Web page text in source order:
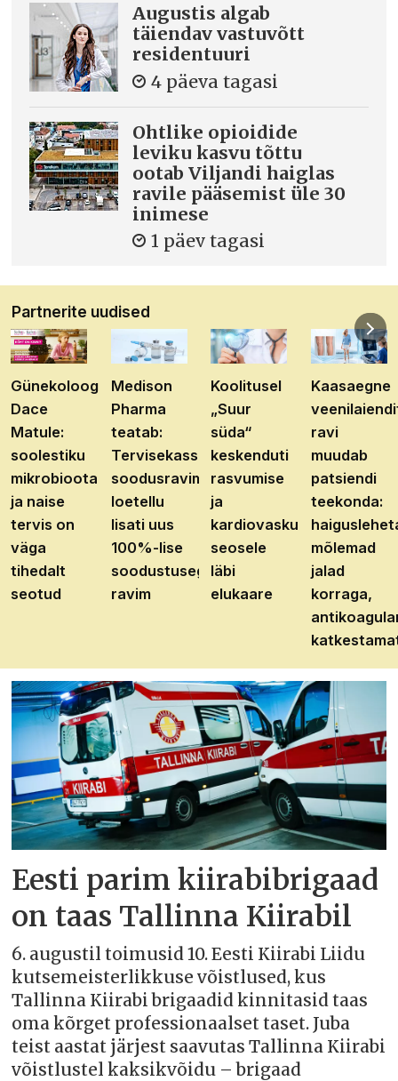
Augustis algab
täiendav vastuvõtt
residentuuri
4 päeva tagasi
Ohtlike opioidide
leviku kasvu tõttu
ootab Viljandi haiglas
ravile pääsemist üle 30
inimese
1 päev tagasi
Partnerite uudised
Günekoloog
Dace
Matule:
soolestiku
mikrobioota
ja naise
tervis on
väga
tihedalt
seotud
Medison
Pharma
teatab:
Tervisekassa
soodusravimite
loetellu
lisati uus
100%-lise
soodustusega
ravim
Koolitusel
„Suur
süda“
keskenduti
rasvumise
ja
kardiovaskulaarhaiguste
seosele
läbi
elukaare
Kaasaegne
ravi
muudab
patsiendi
teekonda:
mõlemad
jalad
korraga,
Eesti parim kiirabibrigaad
on taas Tallinna Kiirabil
6. augustil toimusid 10. Eesti Kiirabi Liidu
kutsemeisterlikkuse võistlused, kus
Tallinna Kiirabi brigaadid kinnitasid taas
oma kõrget professionaalset taset. Juba
teist aastat järjest saavutas Tallinna Kiirabi
võistlustel kaksikvõidu – brigaad